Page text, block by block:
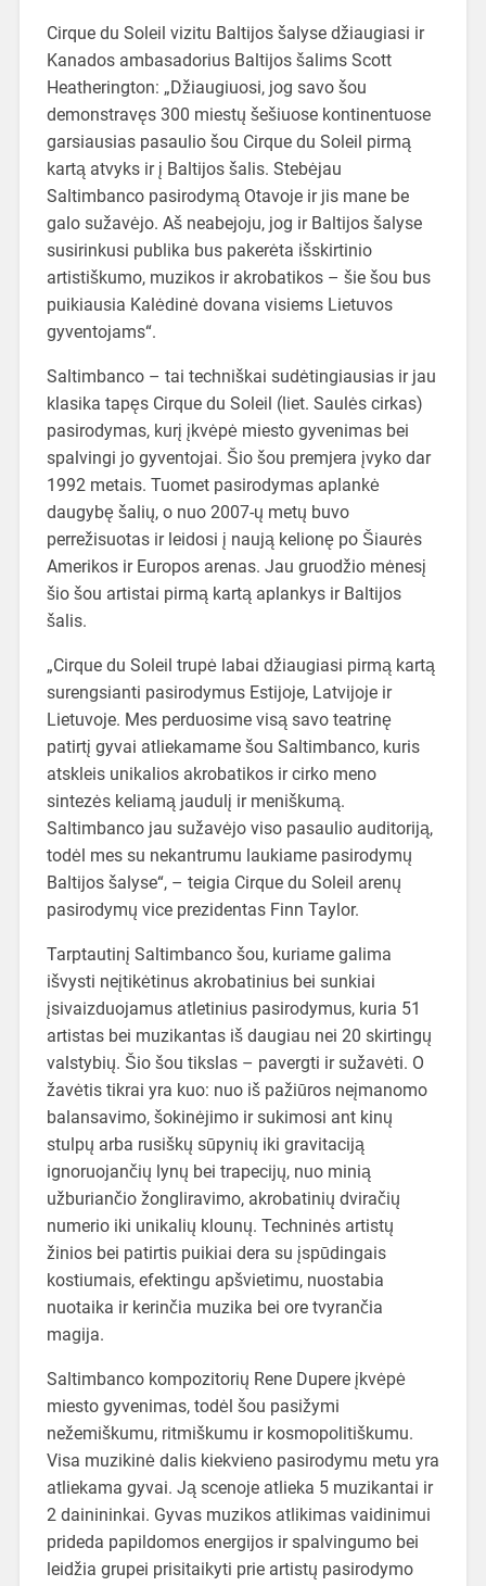
Cirque du Soleil vizitu Baltijos šalyse džiaugiasi ir
Kanados ambasadorius Baltijos šalims Scott
Heatherington: „Džiaugiuosi, jog savo šou
demonstravęs 300 miestų šešiuose kontinentuose
garsiausias pasaulio šou Cirque du Soleil pirmą
kartą atvyks ir į Baltijos šalis. Stebėjau
Saltimbanco pasirodymą Otavoje ir jis mane be
galo sužavėjo. Aš neabejoju, jog ir Baltijos šalyse
susirinkusi publika bus pakerėta išskirtinio
artistiškumo, muzikos ir akrobatikos – šie šou bus
puikiausia Kalėdinė dovana visiems Lietuvos
gyventojams“.
Saltimbanco – tai techniškai sudėtingiausias ir jau
klasika tapęs Cirque du Soleil (liet. Saulės cirkas)
pasirodymas, kurį įkvėpė miesto gyvenimas bei
spalvingi jo gyventojai. Šio šou premjera įvyko dar
1992 metais. Tuomet pasirodymas aplankė
daugybę šalių, o nuo 2007-ų metų buvo
perrežisuotas ir leidosi į naują kelionę po Šiaurės
Amerikos ir Europos arenas. Jau gruodžio mėnesį
šio šou artistai pirmą kartą aplankys ir Baltijos
šalis.
„Cirque du Soleil trupė labai džiaugiasi pirmą kartą
surengsianti pasirodymus Estijoje, Latvijoje ir
Lietuvoje. Mes perduosime visą savo teatrinę
patirtį gyvai atliekamame šou Saltimbanco, kuris
atskleis unikalios akrobatikos ir cirko meno
sintezės keliamą jaudulį ir meniškumą.
Saltimbanco jau sužavėjo viso pasaulio auditoriją,
todėl mes su nekantrumu laukiame pasirodymų
Baltijos šalyse“, – teigia Cirque du Soleil arenų
pasirodymų vice prezidentas Finn Taylor.
Tarptautinį Saltimbanco šou, kuriame galima
išvysti neįtikėtinus akrobatinius bei sunkiai
įsivaizduojamus atletinius pasirodymus, kuria 51
artistas bei muzikantas iš daugiau nei 20 skirtingų
valstybių. Šio šou tikslas – pavergti ir sužavėti. O
žavėtis tikrai yra kuo: nuo iš pažiūros neįmanomo
balansavimo, šokinėjimo ir sukimosi ant kinų
stulpų arba rusiškų sūpynių iki gravitaciją
ignoruojančių lynų bei trapecijų, nuo minią
užburiančio žongliravimo, akrobatinių dviračių
numerio iki unikalių klounų. Techninės artistų
žinios bei patirtis puikiai dera su įspūdingais
kostiumais, efektingu apšvietimu, nuostabia
nuotaika ir kerinčia muzika bei ore tvyrančia
magija.
Saltimbanco kompozitorių Rene Dupere įkvėpė
miesto gyvenimas, todėl šou pasižymi
nežemiškumu, ritmiškumu ir kosmopolitiškumu.
Visa muzikinė dalis kiekvieno pasirodymu metu yra
atliekama gyvai. Ją scenoje atlieka 5 muzikantai ir
2 dainininkai. Gyvas muzikos atlikimas vaidinimui
prideda papildomos energijos ir spalvingumo bei
leidžia grupei prisitaikyti prie artistų pasirodymo